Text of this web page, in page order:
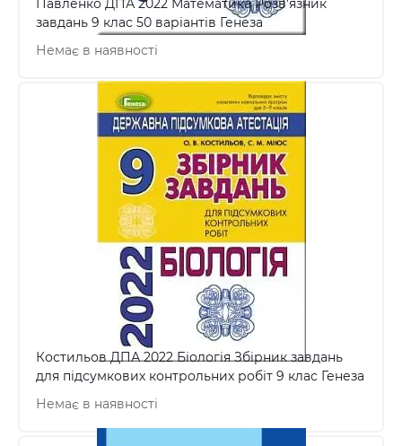
Павленко ДПА 2022 Математика Розв'язник
завдань 9 клас 50 варіантів Генеза
Немає в наявності
Костильов ДПА 2022 Біологія Збірник завдань
для підсумкових контрольних робіт 9 клас Генеза
Немає в наявності